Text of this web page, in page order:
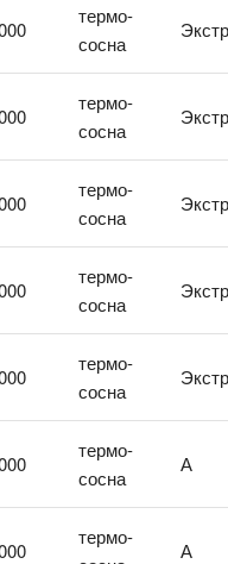
термо-
сосна
термо-
сосна
термо-
сосна
термо-
сосна
термо-
сосна
термо-
сосна
А
термо-
А